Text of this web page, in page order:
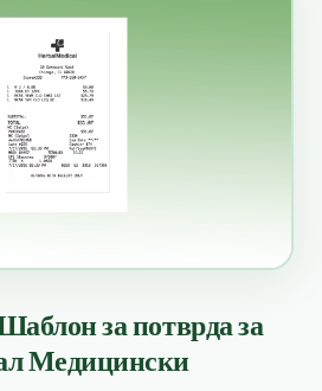
за потврда за
Медицински